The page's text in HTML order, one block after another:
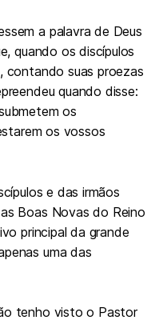
a palavra de Deus
quando os discípulos
contando suas proezas
quando disse:
os
os vossos
e das irmãos
Boas Novas do Reino
principal da grande
uma das
tenho visto o Pastor